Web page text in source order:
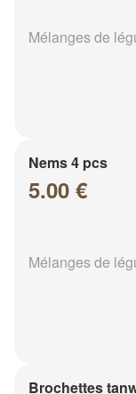
Mélanges de
Nems 4 pcs
5.00 €
Mélanges de
Brochettes